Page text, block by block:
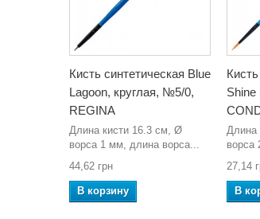
Кисть синтетическая Blue
Lagoon, круглая, №5/0,
REGINA
Длина кисти 16.3 см, Ø
ворса 1 мм, длина ворса...
44,62 грн
В корзину
Shine
Длина
ворса
27,14
В